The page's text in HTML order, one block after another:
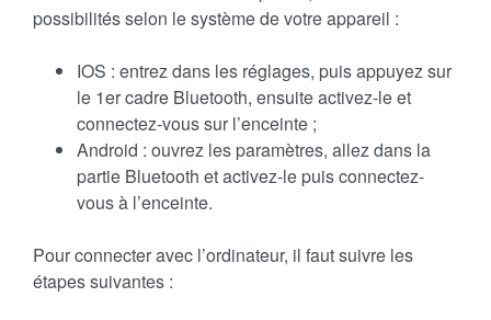
possibilités selon le système de votre appareil :
IOS : entrez dans les réglages, puis appuyez sur
le 1er cadre Bluetooth, ensuite activez-le et
connectez-vous sur l’enceinte ;
Android : ouvrez les paramètres, allez dans la
partie Bluetooth et activez-le puis connectez-
vous à l’enceinte.
Pour connecter avec l’ordinateur, il faut suivre les
étapes suivantes :